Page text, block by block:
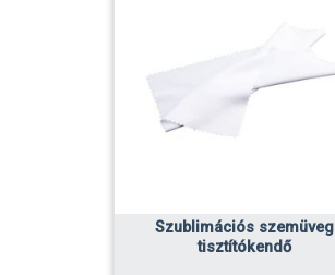
Szublimációs szemüveg
tisztítókendő